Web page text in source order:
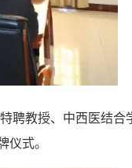
聘教授、中西医结合
式。